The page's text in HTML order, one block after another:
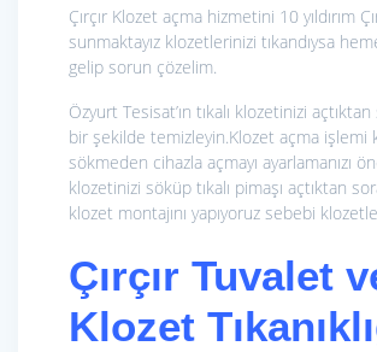
Çırçır Klozet açma hizmetini 10 yıldırım
sunmaktayız klozetlerinizi tıkandıysa
gelip sorun çözelim.
Özyurt Tesisat’ın tıkalı klozetinizi
bir şekilde temizleyin.Klozet açma işlemi
sökmeden cihazla açmayı ayarlamanızı
klozetinizi söküp tıkalı pimaşı açtıktan
klozet montajını yapıyoruz sebebi
Çırçır Tuvalet
Klozet